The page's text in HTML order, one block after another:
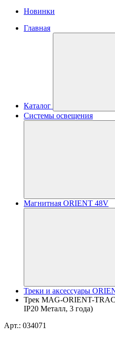
Новинки
Главная
Каталог
Системы освещения
Магнитная ORIENT 48V
Треки и аксессуары
Трек MAG-ORIENT-
IP20 Металл, 3 года)
Арт.: 034071